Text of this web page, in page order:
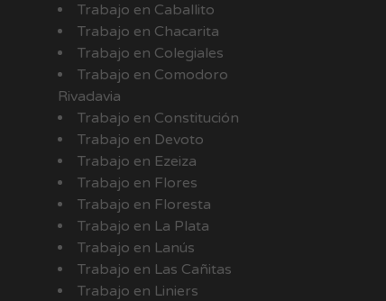
Trabajo en Caballito
Trabajo en Chacarita
Trabajo en Colegiales
Trabajo en Comodoro
Rivadavia
Trabajo en Constitución
Trabajo en Devoto
Trabajo en Ezeiza
Trabajo en Flores
Trabajo en Floresta
Trabajo en La Plata
Trabajo en Lanús
Trabajo en Las Cañitas
Trabajo en Liniers